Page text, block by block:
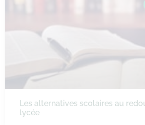
Les alternatives scolaires au
lycée